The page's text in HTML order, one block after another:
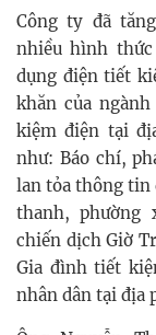
Công ty đã
nhiều hình
dụng điện tiết
khăn của
kiệm điện tại
như: Báo chí,
lan tỏa thông tin
thanh, phường
chiến dịch Giờ
Gia đình tiết
nhân dân tại địa